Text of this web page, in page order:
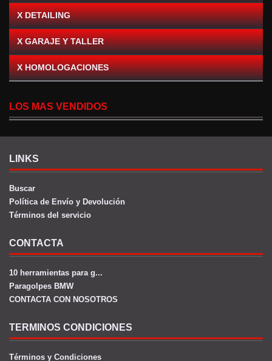
X DETAILING
X GARAJE Y TALLER
X HOMOLOGACIONES
LOS MAS VENDIDOS
LINKS
Buscar
Política de Envío y Devolución
Términos del servicio
CONTACTA
10 herramientas para g...
Paragolpes BMW
CONTACTA CON NOSOTROS
TERMINOS CONDICIONES
Términos y Condiciones